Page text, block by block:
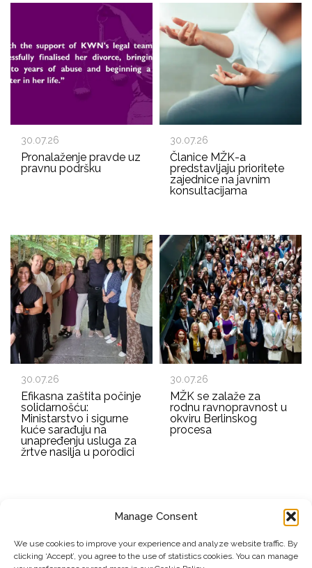
Manage Consent
We use cookies to improve your experience and analyze website traffic. By
clicking ‘Accept’, you agree to the use of statistics cookies. You can manage
30.07.26
Pronalaženje pravde uz
pravnu podršku
30.07.26
Članice MŽK-a
predstavljaju prioritete
zajednice na javnim
konsultacijama
30.07.26
Efikasna zaštita počinje
solidarnošću:
Ministarstvo i sigurne
kuće sarađuju na
unapređenju usluga za
žrtve nasilja u porodici
30.07.26
MŽK se zalaže za
rodnu ravnopravnost u
okviru Berlinskog
procesa
EMAIL ADDRESS